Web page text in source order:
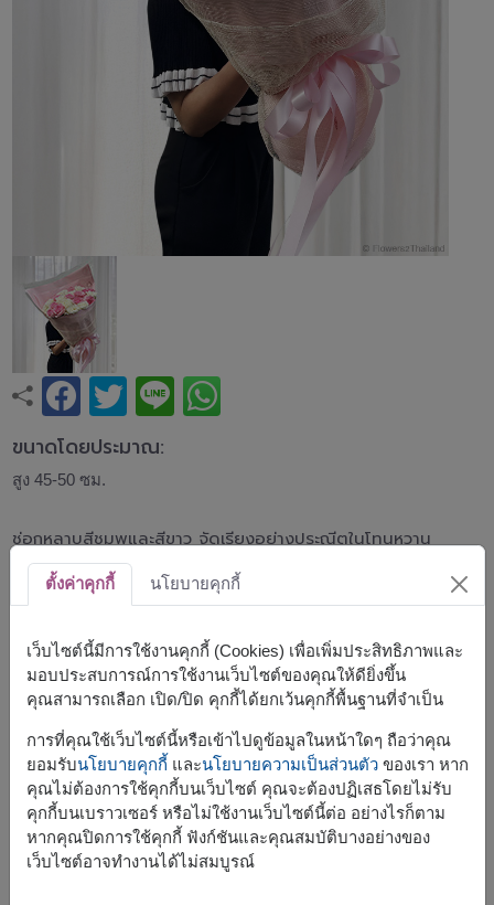
ขนาดโดยประมาณ:
สูง 45-50 ซม.
ช่อกุหลาบสีชมพูและสีขาว จัดเรียงอย่างประณีตในโทนหวาน
ละมุน ห่อด้วยกระดาษสีชมพูและตาข่ายตกแต่ง ให้ความรู้สึก
อบอุ่น เรียบหรู และโรแมนติก เหมาะสำหรับวันเกิด วันครบรอบ
หรือแสดงความรักในทุกโอกาส
*สีของดอกกุหลาบชมพูอาจมีความแตกต่างจากรูปภาพตัวอย่าง
เนื่องจากสายพันธุ์ของดอกไม้จะขึ้นอยู่กับสต็อกสินค้าในแต่ละวัน
สินค้าแบบที่ใกล้เคียงกัน ได้แก่
FLV704
จัดส่งได้เร็วสุด
แต่สามารถกำหนดวันได้
ตั้งค่าคุกกี้ นโยบายคุกกี้
เว็บไซต์นี้มีการใช้งานคุกกี้ (Cookies) เพื่อเพิ่มประสิทธิภาพและ
มอบประสบการณ์การใช้งานเว็บไซต์ของคุณให้ดียิ่งขึ้น
คุณสามารถเลือก เปิด/ปิด คุกกี้ได้ยกเว้นคุกกี้พื้นฐานที่จำเป็น
การที่คุณใช้เว็บไซต์นี้หรือเข้าไปดูข้อมูลในหน้าใดๆ ถือว่าคุณ
ยอมรับนโยบายคุกกี้ และนโยบายความเป็นส่วนตัวของเรา หาก
คุณไม่ต้องการใช้คุกกี้บนเว็บไซต์ คุณจะต้องปฏิเสธโดยไม่รับ
คุกกี้บนเบราวเซอร์ หรือไม่ใช้งานเว็บไซต์นี้ต่อ อย่างไรก็ตาม
หากคุณปิดการใช้คุกกี้ ฟังก์ชันและคุณสมบัติบางอย่างของ
เว็บไซต์อาจทำงานได้ไม่สมบูรณ์